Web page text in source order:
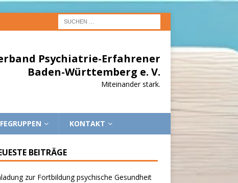
Psychiatrie-Erfahrener
Baden-Württemberg e. V.
Miteinander stark.
KONTAKT
BEITRÄGE
zur Fortbildung psychische Gesundheit